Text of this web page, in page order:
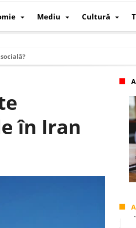
Mediu Cultură
rivalul economic al SUA
O analiză structurală a demografiei,
în Iran